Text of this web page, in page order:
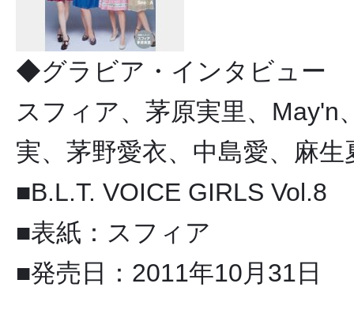
◆グラビア・インタビュー
スフィア、茅原実里、May'n
実、茅野愛衣、中島愛、麻
■B.L.T. VOICE GIRLS Vol.8
■表紙：スフィア
■発売日：2011年10月31日